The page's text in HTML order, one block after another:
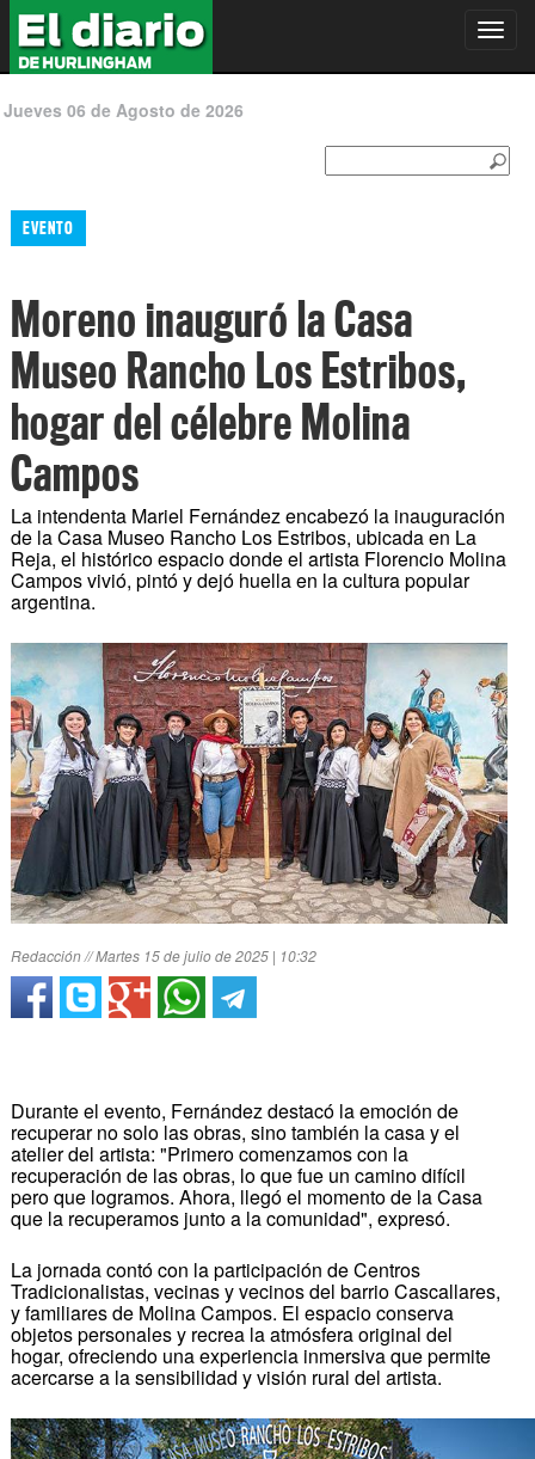
Jueves 06 de Agosto de 2026
EVENTO
Moreno inauguró la Casa
Museo Rancho Los Estribos,
hogar del célebre Molina
Campos
La intendenta Mariel Fernández encabezó la inauguración
de la Casa Museo Rancho Los Estribos, ubicada en La
Reja, el histórico espacio donde el artista Florencio Molina
Campos vivió, pintó y dejó huella en la cultura popular
argentina.
Redacción // Martes 15 de julio de 2025 | 10:32
Durante el evento, Fernández destacó la emoción de
recuperar no solo las obras, sino también la casa y el
atelier del artista: "Primero comenzamos con la
recuperación de las obras, lo que fue un camino difícil
pero que logramos. Ahora, llegó el momento de la Casa
que la recuperamos junto a la comunidad", expresó.
La jornada contó con la participación de Centros
Tradicionalistas, vecinas y vecinos del barrio Cascallares,
y familiares de Molina Campos. El espacio conserva
objetos personales y recrea la atmósfera original del
hogar, ofreciendo una experiencia inmersiva que permite
acercarse a la sensibilidad y visión rural del artista.